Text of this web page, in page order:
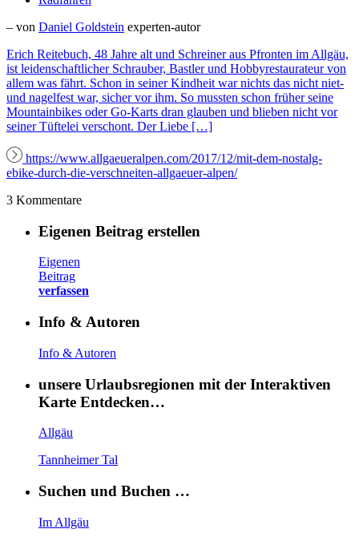
– von Daniel Goldstein experten-autor
Erich Reitebuch, 48 Jahre alt und Schreiner aus Pfronten im Allgäu,
ist leidenschaftlicher Schrauber, Bastler und Hobbyrestaurateur von
allem was fährt. Schon in seiner Kindheit war nichts das nicht niet-
und nagelfest war, sicher vor ihm. So mussten schon früher seine
Mountainbikes oder Go-Karts dran glauben und blieben nicht vor
seiner Tüftelei verschont. Der Liebe […]
https://www.allgaeueralpen.com/2017/12/mit-dem-nostalg-
ebike-durch-die-verschneiten-allgaeuer-alpen/
3 Kommentare
Eigenen Beitrag erstellen
Eigenen
Beitrag
verfassen
Info & Autoren
Info & Autoren
unsere Urlaubsregionen mit der Interaktiven
Karte Entdecken…
Allgäu
Tannheimer Tal
Suchen und Buchen …
Im Allgäu